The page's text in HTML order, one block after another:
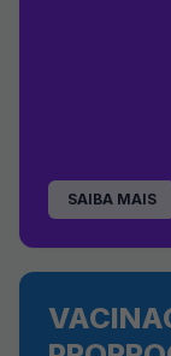
SAIBA MAIS